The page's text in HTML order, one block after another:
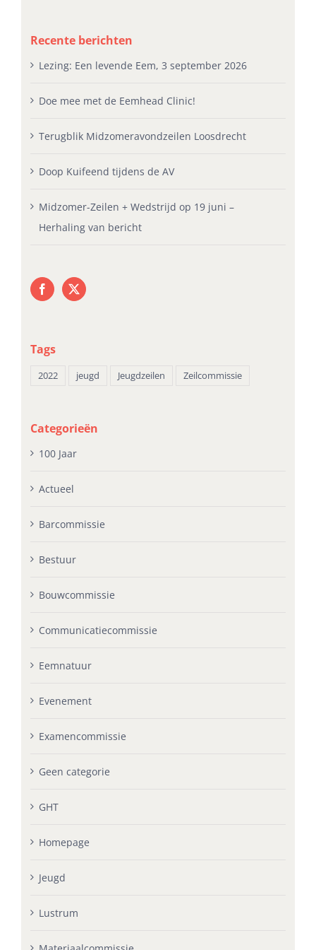
Recente berichten
Lezing: Een levende Eem, 3 september 2026
Doe mee met de Eemhead Clinic!
Terugblik Midzomeravondzeilen Loosdrecht
Doop Kuifeend tijdens de AV
Midzomer-Zeilen + Wedstrijd op 19 juni –
Herhaling van bericht
Tags
2022 jeugd Jeugdzeilen Zeilcommissie
Categorieën
100 Jaar
Actueel
Barcommissie
Bestuur
Bouwcommissie
Communicatiecommissie
Eemnatuur
Evenement
Examencommissie
Geen categorie
GHT
Homepage
Jeugd
Lustrum